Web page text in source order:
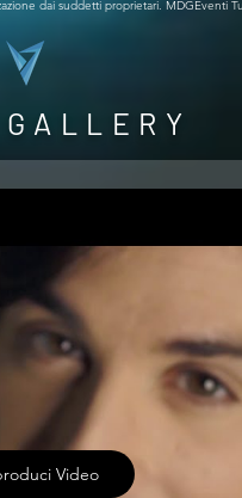
dai suddetti proprietari. MDGEventi
Video